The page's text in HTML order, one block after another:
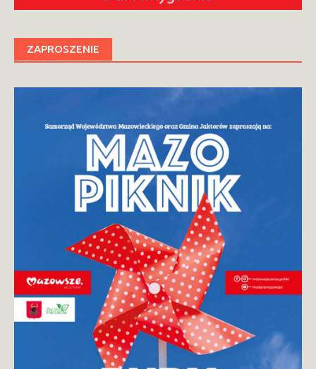
ZAPROSZENIE